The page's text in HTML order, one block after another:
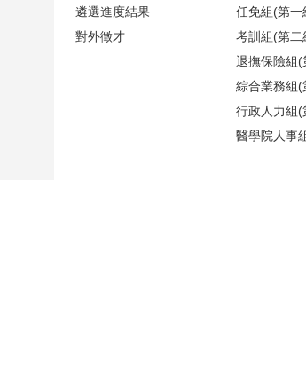
遴選進度結果
對外徵才
任免組(第一
考訓組(第二
退撫保險組(
綜合業務組(
行政人力組(
醫學院人事